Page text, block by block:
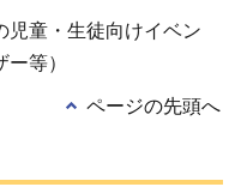
児童・生徒向けイベン
等）
ページの先頭へ